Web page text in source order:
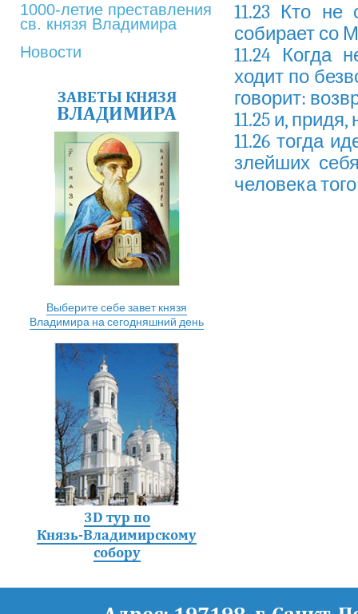
1000-летие преставления
св. князя Владимира
Новости
ЗАВЕТЫ КНЯЗЯ
ВЛАДИМИРА
Выберите себе завет князя
Владимира на сегодняшний день
3D тур по
Князь-Владимирскому
собору
11.23 Кто
собирает со
11.24 Когда
ходит по
говорит:
11.25 и,
11.26 тогда
злейших
человека